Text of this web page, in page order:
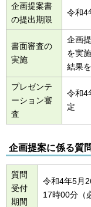
企画提案書
の提出期限
令和4
書面審査の
実施
企画
を実
結果
プレゼンテ
ーション審
査
令和4
定
企画提案に係る質
質問
受付
期間
令和4年5月
17時00分（